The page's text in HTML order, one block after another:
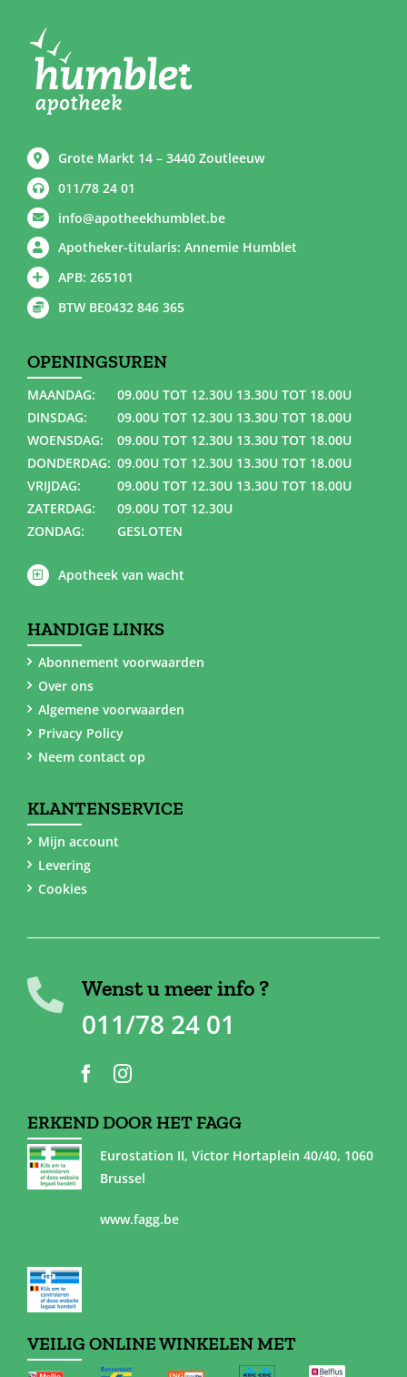
Grote Markt 14 – 3440 Zoutleeuw
011/78 24 01
info@apotheekhumblet.be
Apotheker-titularis: Annemie Humblet
APB: 265101
BTW BE0432 846 365
OPENINGSUREN
MAANDAG:
09.00U TOT 12.30U 13.30U TOT 18.00U
DINSDAG:
09.00U TOT 12.30U 13.30U TOT 18.00U
WOENSDAG:
09.00U TOT 12.30U 13.30U TOT 18.00U
DONDERDAG: 09.00U TOT 12.30U 13.30U TOT 18.00U
VRIJDAG:
09.00U TOT 12.30U 13.30U TOT 18.00U
ZATERDAG:
09.00U TOT 12.30U
ZONDAG:
GESLOTEN
Apotheek van wacht
HANDIGE LINKS
Abonnement voorwaarden
Over ons
Algemene voorwaarden
Privacy Policy
Neem contact op
KLANTENSERVICE
Mijn account
Levering
Cookies
Wenst u meer info ?
011/78 24 01
ERKEND DOOR HET FAGG
Eurostation II, Victor Hortaplein 40/40, 1060
Brussel
www.fagg.be
VEILIG ONLINE WINKELEN MET